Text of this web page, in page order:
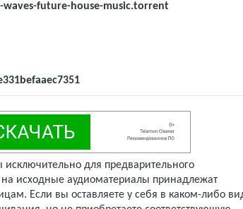
waves-future-house-music.torrent
для предварительного
исходные аудиоматериалы принадлежат
Если вы оставляете у себя в каком-либо